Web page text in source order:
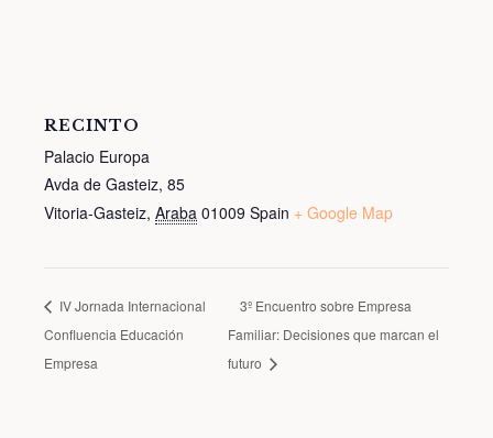
RECINTO
Palacio Europa
Avda de Gasteiz, 85
Vitoria-Gasteiz, Araba 01009 Spain + Google Map
IV Jornada Internacional
Confluencia Educación
Empresa
3º Encuentro sobre Empresa
Familiar: Decisiones que marcan el
futuro